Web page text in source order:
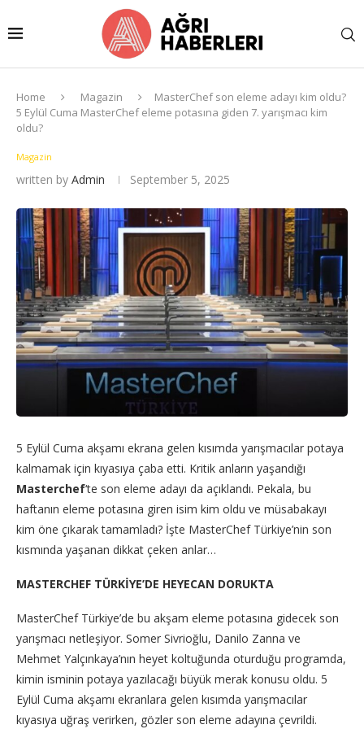
Home Magazin
MasterChef son eleme adayı kim oldu?
5 Eylül Cuma MasterChef eleme potasına giden 7. yarışmacı kim
oldu?
Magazin
written by Admin September 5, 2025
5 Eylül Cuma akşamı ekrana gelen kısımda yarışmacılar potaya
kalmamak için kıyasıya çaba etti. Kritik anların yaşandığı
Masterchef‘te son eleme adayı da açıklandı. Pekala, bu
haftanın eleme potasına giren isim kim oldu ve müsabakayı
kim öne çıkarak tamamladı? İşte MasterChef Türkiye’nin son
kısmında yaşanan dikkat çeken anlar…
MASTERCHEF TÜRKİYE’DE HEYECAN DORUKTA
MasterChef Türkiye’de bu akşam eleme potasına gidecek son
yarışmacı netleşiyor. Somer Sivrioğlu, Danilo Zanna ve
Mehmet Yalçınkaya’nın heyet koltuğunda oturduğu programda,
kimin isminin potaya yazılacağı büyük merak konusu oldu. 5
Eylül Cuma akşamı ekranlara gelen kısımda yarışmacılar
kıyasıya uğraş verirken, gözler son eleme adayına çevrildi.